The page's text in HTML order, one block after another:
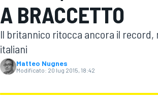
MOTOGP WEC
A BRACCETTO
Il britannico ritocca ancora il record,
italiani
Matteo Nugnes
Modificato: 20 lug 2015, 18:42